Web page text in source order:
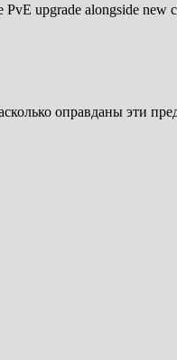
upgrade alongside new
оправданы эти